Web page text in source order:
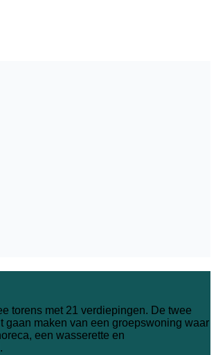
torens met 21 verdiepingen. De twee
gaan maken van een groepswoning waar
een wasserette en